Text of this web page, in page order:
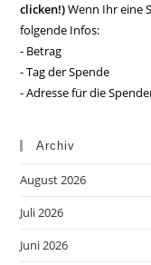
clicken!)Wenn Ihr eine
folgende Infos:
- Betrag
- Tag der Spende
- Adresse für die
Archiv
August 2026
Juli 2026
Juni 2026